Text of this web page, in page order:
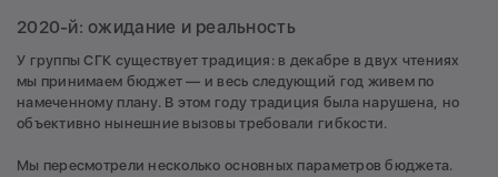
2020-й: ожидание и реальность
У группы СГК существует традиция: в декабре в двух чтениях
мы принимаем бюджет — и весь следующий год живем по
намеченному плану. В этом году традиция была нарушена, но
объективно нынешние вызовы требовали гибкости.
Мы пересмотрели несколько основных параметров бюджета.